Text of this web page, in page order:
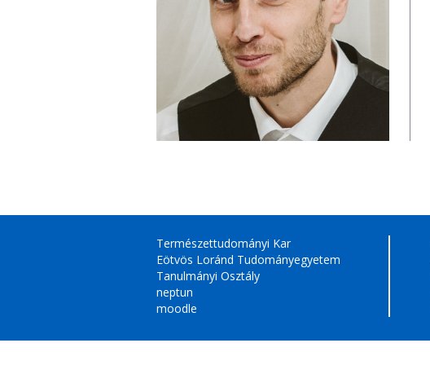
Természettudományi Kar
Eötvös Loránd Tudományegyetem
Tanulmányi Osztály
neptun
moodle